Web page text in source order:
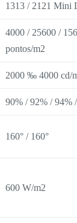
1313 / 2121 Mini
4000 / 25600 /
pontos/m2
2000 ‰ 4000 cd/
90% / 92% / 94%
160° / 160°
600 W/m2